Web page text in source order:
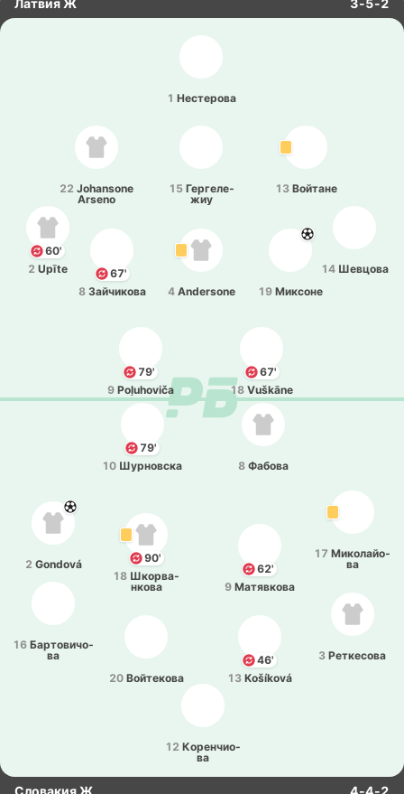
Латвия Ж 3-5-2
1 Не­сте­ро­ва
13 Вой­та­не
15 Ге­рге­ле­
жиу
22 Johansone
Arseno
67'
8 Зай­чи­ко­ва
14 Ше­вцо­ва
19 Ми­ксо­не
4 Andersone
60'
2 Upīte
79'
9 Poļuhoviča
67'
18 Vuškāne
12 Ко­ре­нчио­
ва
20 Вой­те­ко­ва
16 Ба­рто­ви­чо­
ва
46'
13 Košíková
3 Ре­тке­со­ва
90'
18 Шко­рва­
нко­ва
17 Ми­ко­лайо­
ва
62'
9 Ма­тя­вко­ва
2 Gondová
79'
10 Шу­рно­вска 8 Фабова
Словакия Ж 4-4-2